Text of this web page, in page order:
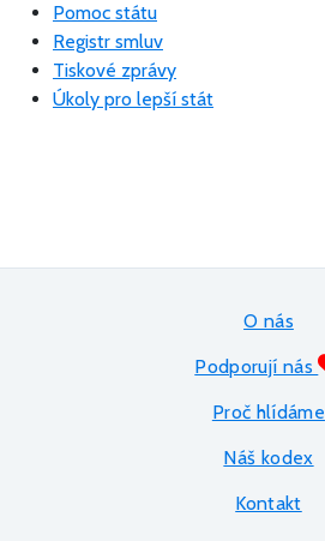
Pomoc státu
Registr smluv
Tiskové zprávy
Úkoly pro lepší stát
O nás
Podporují nás
Proč hlídáme
Náš kodex
Kontakt